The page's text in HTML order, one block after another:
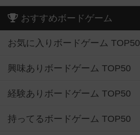
おすすめボードゲーム
お気に入りボードゲーム TOP50
興味ありボードゲーム TOP50
経験ありボードゲーム TOP50
持ってるボードゲーム TOP50